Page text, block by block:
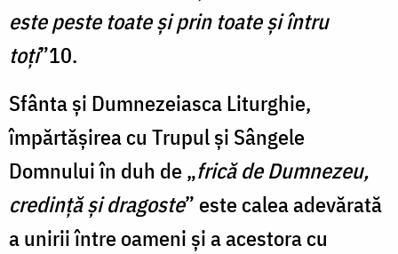
este peste toate şi prin toate şi întru
toţi”10.
Sfânta şi Dumnezeiasca Liturghie,
împărtăşirea cu Trupul şi Sângele
Domnului în duh de „frică de Dumnezeu,
credinţă şi dragoste” este calea adevărată
a unirii între oameni şi a acestora cu